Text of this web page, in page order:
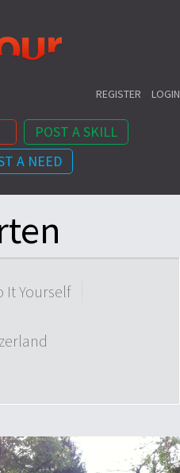
REGISTER LOGIN
POST A SKILL
A NEED
It Yourself